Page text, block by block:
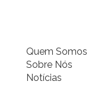
Quem Somos
Sobre Nós
Notícias